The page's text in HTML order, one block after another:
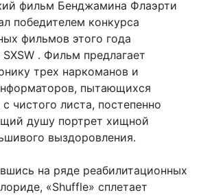
фильм Бенджамина Флаэрти
победителем конкурса
фильмов этого года
. Фильм предлагает
трех наркоманов и
пытающихся
чистого листа, постепенно
душу портрет хищной
выздоровления.
на ряде реабилитационных
«Shuffle» сплетает